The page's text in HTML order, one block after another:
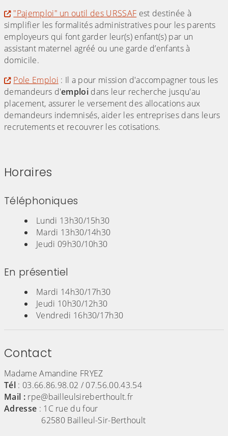
"Pajemploi" un outil des URSSAF est destinée à
simplifier les formalités administratives pour les parents
employeurs qui font garder leur(s) enfant(s) par un
assistant maternel agréé ou une garde d’enfants à
domicile.
Pole Emploi : Il a pour mission d'accompagner tous les
demandeurs d'emploi dans leur recherche jusqu'au
placement, assurer le versement des allocations aux
demandeurs indemnisés, aider les entreprises dans leurs
recrutements et recouvrer les cotisations.
Horaires
Téléphoniques
Lundi 13h30/15h30
Mardi 13h30/14h30
Jeudi 09h30/10h30
En présentiel
Mardi 14h30/17h30
Jeudi 10h30/12h30
Vendredi 16h30/17h30
Contact
Madame Amandine FRYEZ
Tél: 03.66.86.98.02 / 07.56.00.43.54
Mail : rpe@bailleulsireberthoult.fr
Adresse : 1C rue du four
62580 Bailleul-Sir-Berthoult